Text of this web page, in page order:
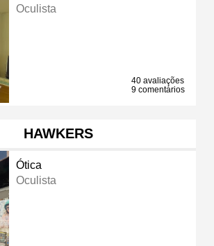
Oculista
40 avaliações
9 comentários
HAWKERS
Ótica
Oculista